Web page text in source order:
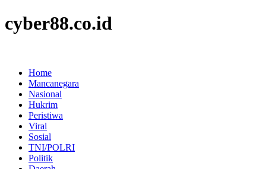
cyber88.co.id
Home
Mancanegara
Nasional
Hukrim
Peristiwa
Viral
Sosial
TNI/POLRI
Politik